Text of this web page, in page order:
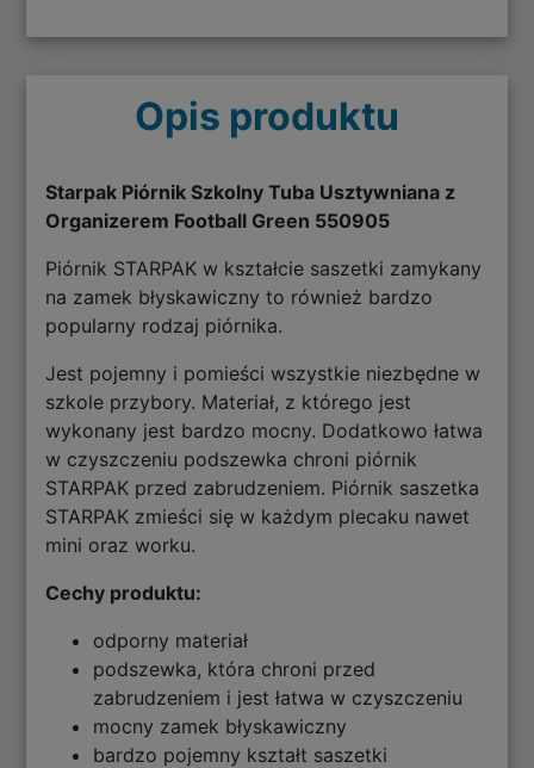
Opis produktu
Starpak Piórnik Szkolny Tuba Usztywniana z
Organizerem Football Green 550905
Piórnik STARPAK w kształcie saszetki zamykany
na zamek błyskawiczny to również bardzo
popularny rodzaj piórnika.
Jest pojemny i pomieści wszystkie niezbędne w
szkole przybory. Materiał, z którego jest
wykonany jest bardzo mocny. Dodatkowo łatwa
w czyszczeniu podszewka chroni piórnik
STARPAK przed zabrudzeniem. Piórnik saszetka
STARPAK zmieści się w każdym plecaku nawet
mini oraz worku.
Cechy produktu:
odporny materiał
podszewka, która chroni przed
zabrudzeniem i jest łatwa w czyszczeniu
mocny zamek błyskawiczny
bardzo pojemny kształt saszetki